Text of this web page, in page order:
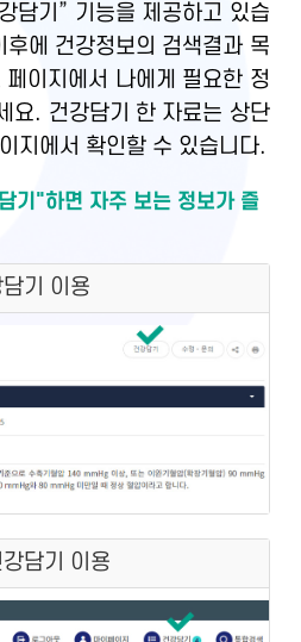
담기” 기능을 제공하고 있습
에 건강정보의 검색결과 목
이지에서 나에게 필요한 정
요. 건강담기 한 자료는 상단
지에서 확인할 수 있습니다.
기"하면 자주 보는 정보가 즐
기 이용
담기 이용